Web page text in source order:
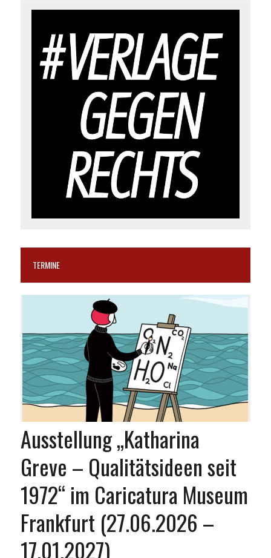
TERMINE
Ausstellung „Katharina
Greve – Qualitätsideen seit
1972“ im Caricatura Museum
Frankfurt (27.06.2026 –
17.01.2027)